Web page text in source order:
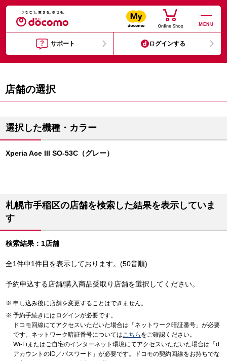
MENU
サポート ログインする
店舗の選択
選択した機種・カラー
Xperia Ace III SO-53C（グレー）
札幌市手稲区の店舗を検索した結果を表示していま
す
検索結果：1店舗
全1件中1件目を表示しております。(50音順)
予約申込する店舗/購入商品受取り店舗を選択してください。
申し込み後に店舗を変更することはできません。
予約手続きにはログインが必要です。
ドコモ回線にてアクセスいただいた場合は「ネットワーク暗証番号」が必要
です。ネットワーク暗証番号についてはこちら をご確認ください。
Wi-Fiまたはご自宅のインターネット環境にてアクセスいただいた場合は「d
アカウントのID／パスワード」が必要です。ドコモの契約回線をお持ちでな